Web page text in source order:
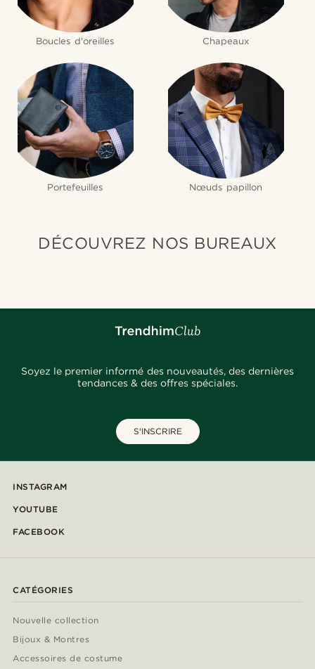
Boucles d'oreilles Chapeaux
Portefeuilles Nœuds papillon
DÉCOUVREZ NOS BUREAUX
Soyez le premier informé des nouveautés, des dernières
tendances & des offres spéciales.
S'INSCRIRE
INSTAGRAM
YOUTUBE
FACEBOOK
CATÉGORIES
Nouvelle collection
Bijoux & Montres
Accessoires de costume